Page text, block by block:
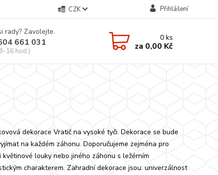
CZK Přihlášení
rady? Zavolejte.
661 031
16 hod.)
0ks
za 0,00 Kč
dekorace Vratič na vysoké tyči. Dekorace se bude
na každém záhonu. Doporučujeme zejména pro
květinové louky nebo jiného záhonu s ležérním
charakterem. Zahradní dekorace jsou: univerzálnost